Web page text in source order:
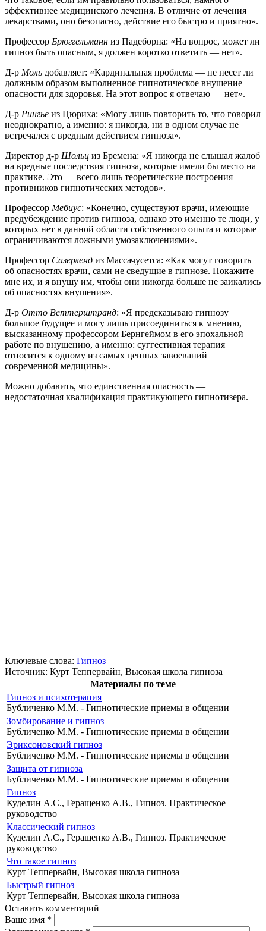
эффективнее медицинского лечения. В отличие от лечения
лекарствами, оно безопасно, действие его быстро и приятно».
Профессор Брюггельманн из Падеборна: «На вопрос, может ли
гипноз быть опасным, я должен коротко ответить — нет».
Д-р Моль добавляет: «Кардинальная проблема — не несет ли
должным образом выполненное гипнотическое внушение
опасности для здоровья. На этот вопрос я отвечаю — нет».
Д-р Рингье из Цюриха: «Могу лишь повторить то, что говорил
неоднократно, а именно: я никогда, ни в одном случае не
встречался с вредным действием гипноза».
Директор д-р Шольц из Бремена: «Я никогда не слышал жалоб
на вредные последствия гипноза, которые имели бы место на
практике. Это — всего лишь теоретические построения
противников гипнотических методов».
Профессор Мебиус: «Конечно, существуют врачи, имеющие
предубеждение против гипноза, однако это именно те люди, у
которых нет в данной области собственного опыта и которые
ограничиваются ложными умозаключениями».
Профессор Сазерленд из Массачусетса: «Как могут говорить
об опасностях врачи, сами не сведущие в гипнозе. Покажите
мне их, и я внушу им, чтобы они никогда больше не заикались
об опасностях внушения».
Д-р Отто Веттерштранд: «Я предсказываю гипнозу
большое будущее и могу лишь присоединиться к мнению,
высказанному профессором Бернгеймом в его эпохальной
работе по внушению, а именно: суггестивная терапия
относится к одному из самых ценных завоеваний
современной медицины».
Можно добавить, что единственная опасность —
недостаточная квалификация практикующего гипнотизера.
Ключевые слова: Гипноз
Источник: Курт Теппервайн, Высокая школа гипноза
Материалы по теме
Гипноз и психотерапия
Бубличенко М.М. - Гипнотические приемы в общении
Зомбирование и гипноз
Бубличенко М.М. - Гипнотические приемы в общении
Эриксоновский гипноз
Бубличенко М.М. - Гипнотические приемы в общении
Защита от гипноза
Бубличенко М.М. - Гипнотические приемы в общении
Гипноз
Куделин А.С., Геращенко А.В., Гипноз. Практическое
руководство
Классический гипноз
Куделин А.С., Геращенко А.В., Гипноз. Практическое
руководство
Что такое гипноз
Курт Теппервайн, Высокая школа гипноза
Быстрый гипноз
Курт Теппервайн, Высокая школа гипноза
Оставить комментарий
Ваше имя *